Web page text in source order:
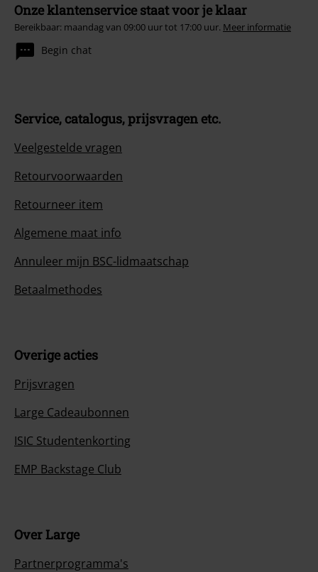
Onze klantenservice staat voor je klaar
Bereikbaar: maandag van 09:00 uur tot 17:00 uur. Meer informatie
Begin chat
Service, catalogus, prijsvragen etc.
Veelgestelde vragen
Retourvoorwaarden
Retourneer item
Algemene maat info
Annuleer mijn BSC-lidmaatschap
Betaalmethodes
Overige acties
Prijsvragen
Large Cadeaubonnen
ISIC Studentenkorting
EMP Backstage Club
Over Large
Partnerprogramma's